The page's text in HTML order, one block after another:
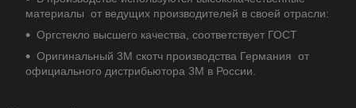
материалы от ведущих производителей в своей отрасли:
Оргстекло высшего качества, соответствует ГОСТ
Оригинальный 3М скотч производства Германия от
официального дистрибьютора 3М в России.